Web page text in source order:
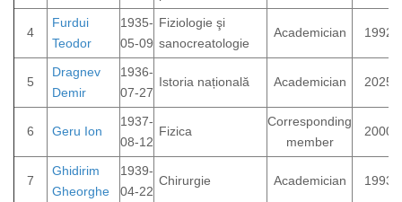
4
Furdui
Teodor
1935-
05-09
Fiziologie şi
sanocreatologie
Academician 1992
5
Dragnev
Demir
1936-
07-27
Istoria națională Academician 2025
6 Geru Ion
1937-
08-12
Fizica
Corresponding
member
2000
7
Ghidirim
Gheorghe
1939-
04-22
Chirurgie Academician 1993